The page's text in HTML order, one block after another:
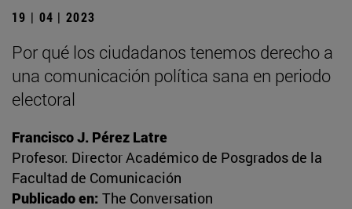
19 | 04 | 2023
Por qué los ciudadanos tenemos derecho a
una comunicación política sana en periodo
electoral
Francisco J. Pérez Latre
Profesor. Director Académico de Posgrados de la
Facultad de Comunicación
Publicado en: The Conversation